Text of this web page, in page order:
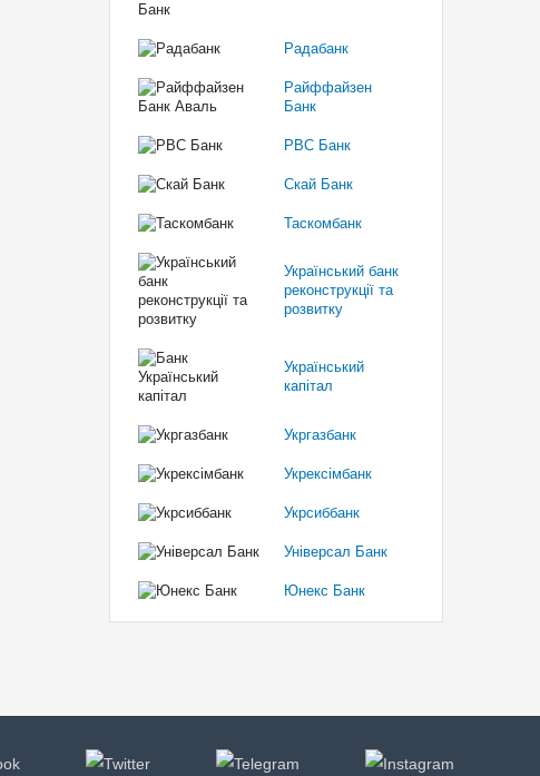
Радабанк
Райффайзен
Банк
РВС Банк
Скай Банк
Таскомбанк
Український банк
реконструкції та
розвитку
Український
капітал
Укргазбанк
Укрексімбанк
Укрсиббанк
Універсал Банк
Юнекс Банк